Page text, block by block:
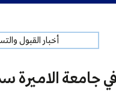
أخبار القبول
جامعة الاميرة